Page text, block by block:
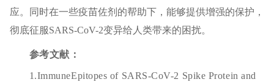
应。同时在一些疫苗佐剂的帮助下，能够提供增强的保护，
彻底征服SARS-CoV-2变异给人类带来的困扰。
参考文献：
1.ImmuneEpitopes of SARS-CoV-2 Spike Protein and